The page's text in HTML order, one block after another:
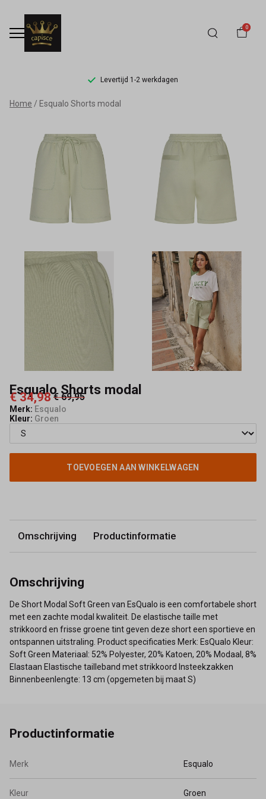
0
Levertijd 1-2 werkdagen
Esqualo
Shorts
modal
Capisce
Mode
Home Esqualo Shorts modal
Esqualo Shorts modal
€ 34,98 € 69,95
Merk: Esqualo
Kleur: Groen
TOEVOEGEN AAN WINKELWAGEN
Omschrijving Productinformatie
Omschrijving
De Short Modal Soft Green van EsQualo is een comfortabele short
met een zachte modal kwaliteit. De elastische taille met
strikkoord en frisse groene tint geven deze short een sportieve en
ontspannen uitstraling. Product specificaties Merk: EsQualo Kleur:
Soft Green Materiaal: 52% Polyester, 20% Katoen, 20% Modaal, 8%
Elastaan Elastische tailleband met strikkoord Insteekzakken
Binnenbeenlengte: 13 cm (opgemeten bij maat S)
Productinformatie
Merk Esqualo
Kleur Groen